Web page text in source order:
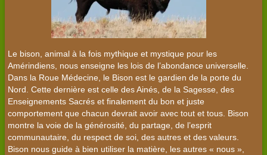
Le bison, animal à la fois mythique et mystique pour les
Amérindiens, nous enseigne les lois de l’abondance universelle.
Dans la Roue Médecine, le Bison est le gardien de la porte du
Nord. Cette dernière est celle des Ainés, de la Sagesse, des
Enseignements Sacrés et finalement du bon et juste
comportement que chacun devrait avoir avec tout et tous. Bison
montre la voie de la générosité, du partage, de l’esprit
communautaire, du respect de soi, des autres et des valeurs.
Bison nous guide à bien utiliser la matière, les autres « nous »,